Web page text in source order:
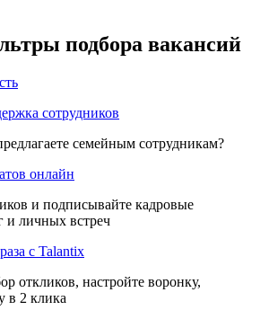
подбора вакансий
сотрудников
семейным сотрудникам?
онлайн
и подписывайте кадровые
и личных встреч
с Talantix
откликов, настройте воронку,
в 2 клика